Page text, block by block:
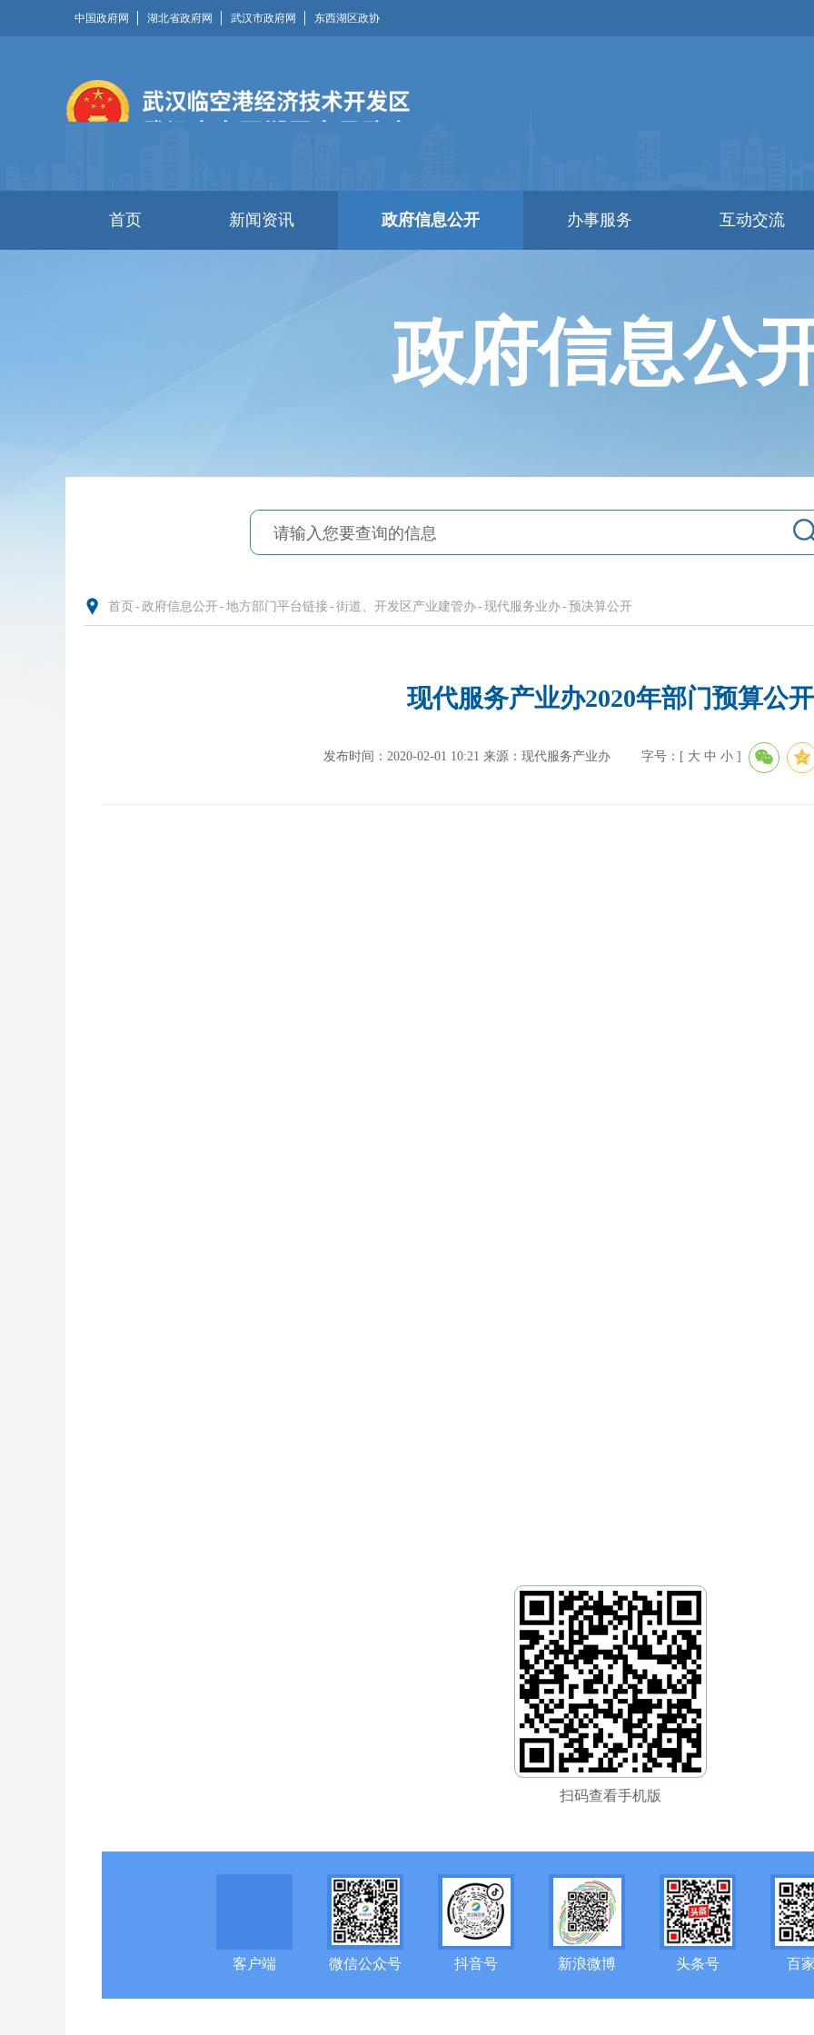
中国政府网 湖北省政府网 武汉市政府网 东西湖区政协
首页 新闻资讯 政府信息公开 办事服务 互动交流
政府信息公
首页 - 政府信息公开- 地方部门平台链接- 街道、开发区产业建管办- 现代服务业办- 预决算公开
现代服务产业办2020年部门预算公开
发布时间：2020-02-01 10:21 来源：现代服务产业办 字号：[ 大 中 小 ]
扫码查看手机版
客户端 微信公众号 抖音号 新浪微博 头条号 百